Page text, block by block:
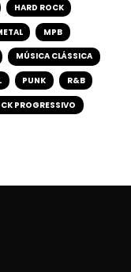
HARD ROCK
MPB
MÚSICA CLÁSSICA
PUNK R&B
PROGRESSIVO